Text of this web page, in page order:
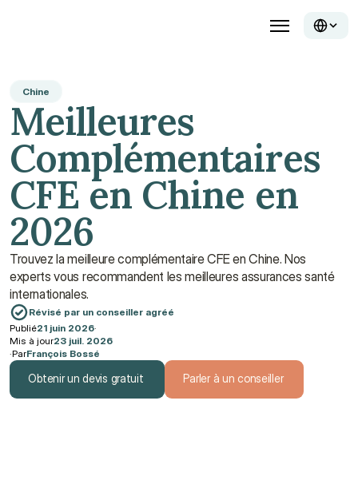
Chine
Meilleures
Complémentaires
CFE en Chine en
2026
Trouvez la meilleure complémentaire CFE en Chine. Nos
experts vous recommandent les meilleures assurances santé
internationales.
Révisé par un conseiller agréé
Publié21 juin 2026·
Mis à jour23 juil. 2026
·ParFrançois Bossé
Obtenir un devis gratuit Parler à un conseiller